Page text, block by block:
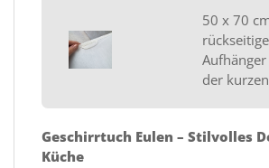
50 x 70
der
Geschirrtuch Eulen – Stilvolles
Küche